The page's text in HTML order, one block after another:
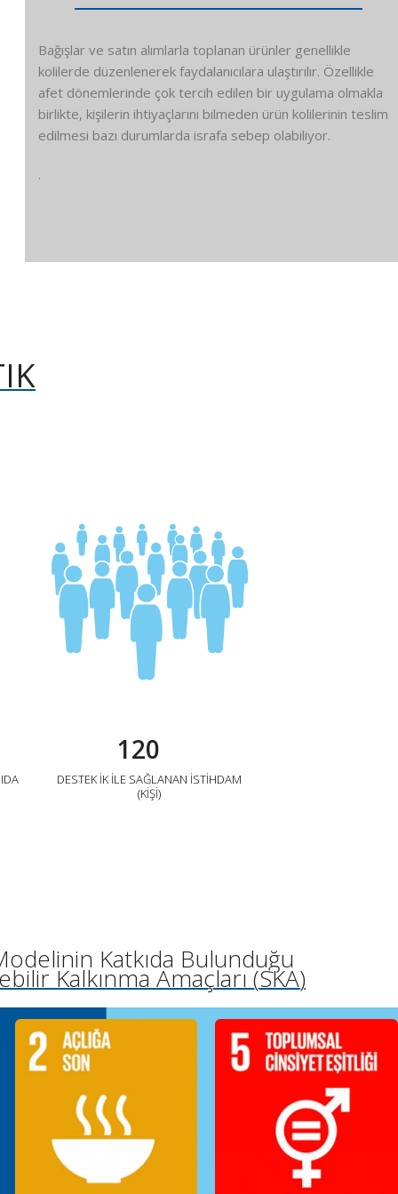
Bağışlar ve satın alımlarla toplanan ürünler genellikle
kolilerde düzenlenerek faydalanıcılara ulaştırılır. Özellikle
afet dönemlerinde çok tercih edilen bir uygulama olmakla
birlikte, kişilerin ihtiyaçlarını bilmeden ürün kolilerinin teslim
edilmesi bazı durumlarda israfa sebep olabiliyor.
.
120
DESTEK İK İLE SAĞLANAN İSTİHDAM
(KİŞİ)
Katkıda Bulunduğu
Kalkınma Amaçları (SKA)